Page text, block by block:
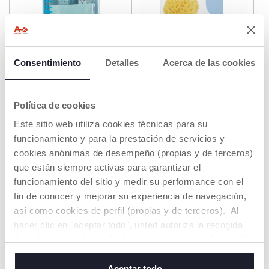
Consentimiento Detalles Acerca de las cookies
Política de cookies
Este sitio web utiliza cookies técnicas para su
funcionamiento y para la prestación de servicios y
cookies anónimas de desempeño (propias y de terceros)
que están siempre activas para garantizar el
funcionamiento del sitio y medir su performance con el
fin de conocer y mejorar su experiencia de navegación,
así como cookies de perfil (propias y de terceros). Al
hacer clic en "aceptar todo", usted autoriza la recogida
o cambiar o revocar el consentimiento de todas o
Hands
AÑADIR AÑADIR